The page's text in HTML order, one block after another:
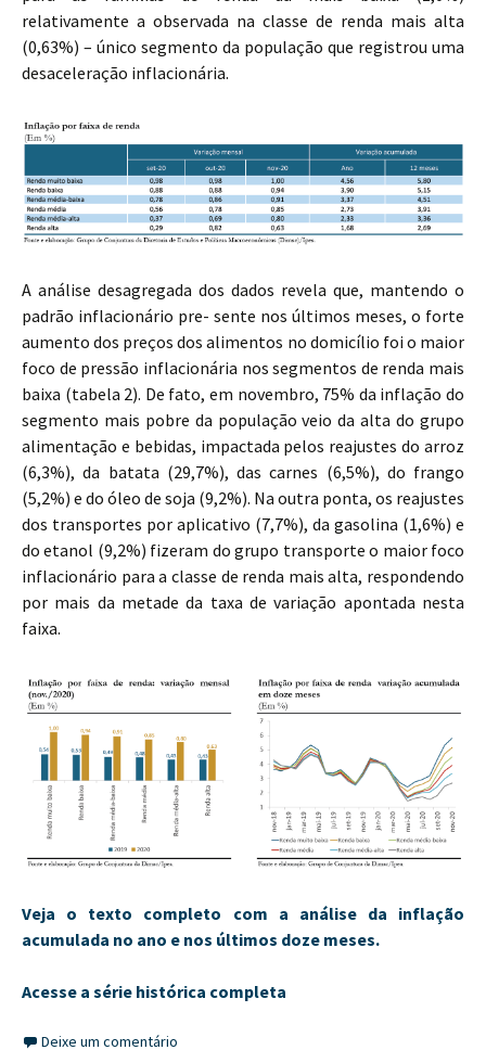
relativamente a observada na classe de renda mais alta
(0,63%) – único segmento da população que registrou uma
desaceleração inflacionária.
A análise desagregada dos dados revela que, mantendo o
padrão inflacionário pre- sente nos últimos meses, o forte
aumento dos preços dos alimentos no domicílio foi o maior
foco de pressão inflacionária nos segmentos de renda mais
baixa (tabela 2). De fato, em novembro, 75% da inflação do
segmento mais pobre da população veio da alta do grupo
alimentação e bebidas, impactada pelos reajustes do arroz
(6,3%), da batata (29,7%), das carnes (6,5%), do frango
(5,2%) e do óleo de soja (9,2%). Na outra ponta, os reajustes
dos transportes por aplicativo (7,7%), da gasolina (1,6%) e
do etanol (9,2%) fizeram do grupo transporte o maior foco
inflacionário para a classe de renda mais alta, respondendo
por mais da metade da taxa de variação apontada nesta
faixa.
Veja o texto completo com a análise da inflação
acumulada no ano e nos últimos doze meses.
Acesse a série histórica completa
Deixe um comentário